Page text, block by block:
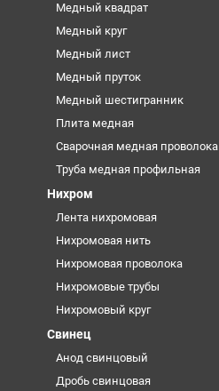
Медный квадрат
Медный круг
Медный лист
Медный пруток
Медный шестигранник
Плита медная
Сварочная медная проволока
Труба медная профильная
Нихром
Лента нихромовая
Нихромовая нить
Нихромовая проволока
Нихромовые трубы
Нихромовый круг
Свинец
Анод свинцовый
Дробь свинцовая